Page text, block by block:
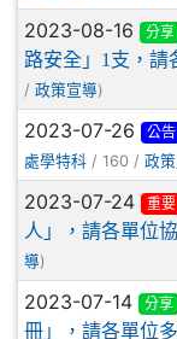
2023-08-16 分享
路安全」1支，請
/ 政策宣導)
2023-07-26 公告
處學特科 / 160 / 政
2023-07-24 重要
人」，請各單位
導)
2023-07-14 分享
冊」，請各單位